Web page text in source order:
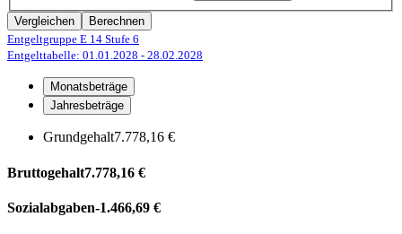
Vergleichen
Berechnen
Entgeltgruppe E 14 Stufe 6
Entgelttabelle: 01.01.2028 - 28.02.2028
Monatsbeträge
Jahresbeträge
Grundgehalt7.778,16 €
Bruttogehalt7.778,16 €
Sozialabgaben-1.466,69 €